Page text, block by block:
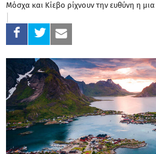
Μόσχα και Κίεβο ρίχνουν την ευθύνη η